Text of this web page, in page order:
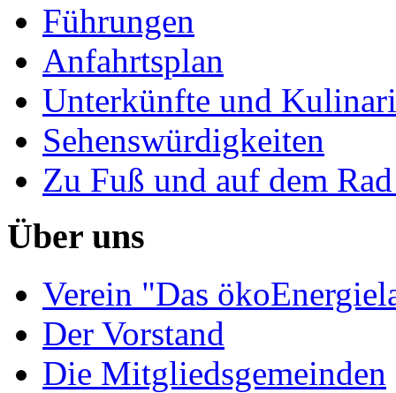
Führungen
Anfahrtsplan
Unterkünfte und
Sehenswürdigkeiten
Zu Fuß und auf dem
Über uns
Verein "Das
Der Vorstand
Die Mitgliedsgemeinden